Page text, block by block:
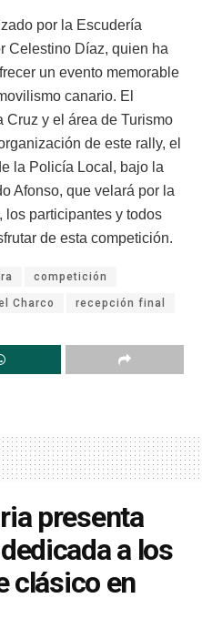
por la Escudería
Celestino Díaz, quien ha
un evento memorable
canario. El
Cruz y el área de Turismo
de este rally, el
la Policía Local, bajo la
Afonso, que velará por la
participantes y todos
de esta competición.
competición
Charco recepción final
presenta
a los
clásico en